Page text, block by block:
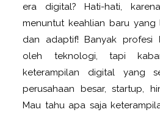
era digital? Hati-hati,
menuntut keahlian baru yang
dan adaptif! Banyak profesi
oleh teknologi, tapi
keterampilan digital yang
perusahaan besar, startup,
Mau tahu apa saja